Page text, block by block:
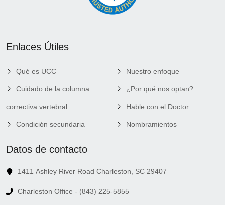
Enlaces Útiles
Qué es UCC
Cuidado de la columna
correctiva vertebral
Condición secundaria
Nuestro enfoque
¿Por qué nos optan?
Hable con el Doctor
Nombramientos
Datos de contacto
1411 Ashley River Road Charleston, SC 29407
Charleston Office - (843) 225-5855